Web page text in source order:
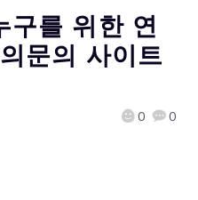
구를 위한 연
문의 사이트
0 0